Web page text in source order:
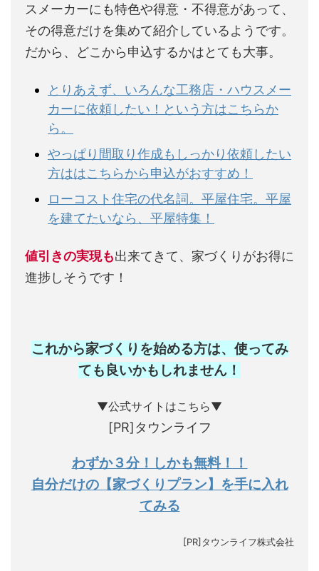
スメーカーにも特色や得意・不得意があって、
その得意だけを集めて紹介しているようです。
だから、どこから申込するかはとても大事。
とりあえず、いろんな工務店・ハウスメー
カーに依頼したい！という方はこちらか
ら。
やっぱり間取り作成もしっかり依頼したい
方ははこちらから申込がおすすめ！
ローコスト住宅の代名詞。平屋住宅。平屋
を建てたいなら、平屋特集！
値引きの実現も出来てきて、家づくりがお得に
進捗しそうです！
これから家づくりを始める方は、使ってみ
ても良いかもしれません ！
▼公式サイトはこちら▼
[PR]タウンライフ
わずか３分！しかも無料！！
自分だけの【家づくりプラン】を手に入れ
てみる
[PR]タウンライフ株式会社